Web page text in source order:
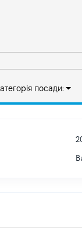
посади: